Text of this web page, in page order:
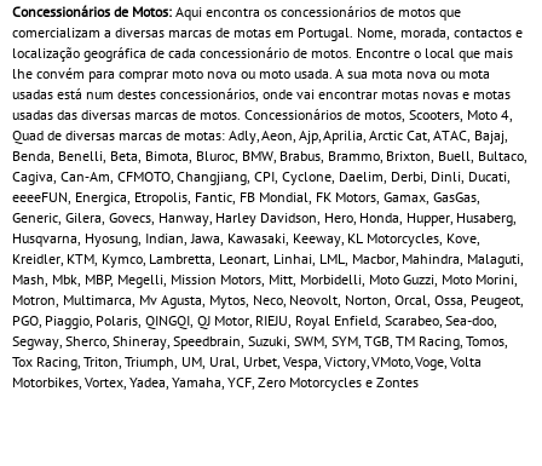
Concessionários de Motos: Aqui encontra os concessionários de motos que
comercializam a diversas marcas de motas em Portugal. Nome, morada, contactos e
localização geográfica de cada concessionário de motos. Encontre o local que mais
lhe convém para comprar moto nova ou moto usada. A sua mota nova ou mota
usadas está num destes concessionários, onde vai encontrar motas novas e motas
usadas das diversas marcas de motos. Concessionários de motos, Scooters, Moto 4,
Quad de diversas marcas de motas: Adly, Aeon, Ajp, Aprilia, Arctic Cat, ATAC, Bajaj,
Benda, Benelli, Beta, Bimota, Bluroc, BMW, Brabus, Brammo, Brixton, Buell, Bultaco,
Cagiva, Can‑Am, CFMOTO, Changjiang, CPI, Cyclone, Daelim, Derbi, Dinli, Ducati,
eeeeFUN, Energica, Etropolis, Fantic, FB Mondial, FK Motors, Gamax, GasGas,
Generic, Gilera, Govecs, Hanway, Harley Davidson, Hero, Honda, Hupper, Husaberg,
Husqvarna, Hyosung, Indian, Jawa, Kawasaki, Keeway, KL Motorcycles, Kove,
Kreidler, KTM, Kymco, Lambretta, Leonart, Linhai, LML, Macbor, Mahindra, Malaguti,
Mash, Mbk, MBP, Megelli, Mission Motors, Mitt, Morbidelli, Moto Guzzi, Moto Morini,
Motron, Multimarca, Mv Agusta, Mytos, Neco, Neovolt, Norton, Orcal, Ossa, Peugeot,
PGO, Piaggio, Polaris, QINGQI, QJ Motor, RIEJU, Royal Enfield, Scarabeo, Sea-doo,
Segway, Sherco, Shineray, Speedbrain, Suzuki, SWM, SYM, TGB, TM Racing, Tomos,
Tox Racing, Triton, Triumph, UM, Ural, Urbet, Vespa, Victory, VMoto, Voge, Volta
Motorbikes, Vortex, Yadea, Yamaha, YCF, Zero Motorcycles e Zontes